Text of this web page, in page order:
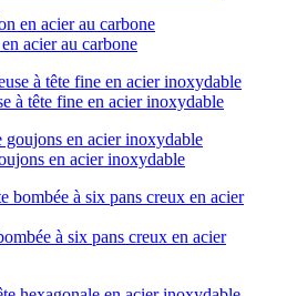
acier au carbone
à tête fine en acier inoxydable
en acier inoxydable
à six pans creux en acier